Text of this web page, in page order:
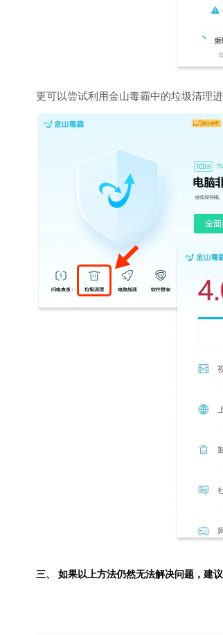
更可以尝试利用金山毒霸中的垃圾清理
三、 如果以上方法仍然无法解决问题，建